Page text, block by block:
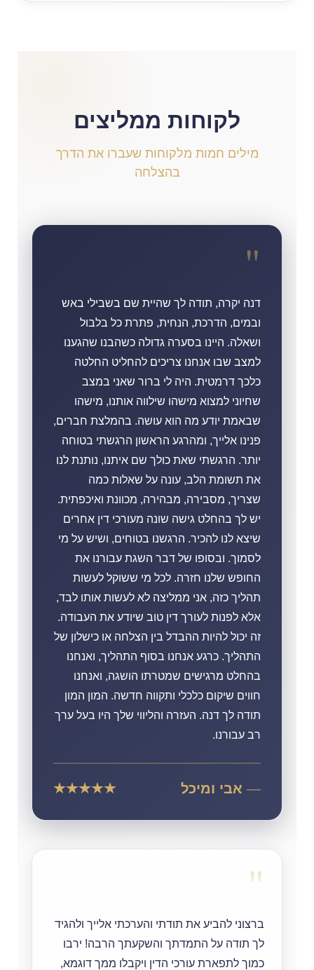
לקוחות ממליצים
מילים חמות מלקוחות שעברו את הדרך
בהצלחה
"
דנה יקרה, תודה לך שהיית שם בשבילי באש
ובמים, הדרכת, הנחית, פתרת כל בלבול
ושאלה. היינו בסערה גדולה כשהבנו שהגענו
למצב שבו אנחנו צריכים להחליט החלטה
כלכך דרמטית. היה לי ברור שאני במצב
שחיוני למצוא מישהו שילווה אותנו, מישהו
שבאמת יודע מה הוא עושה. בהמלצת חברים,
פנינו אלייך, ומהרגע הראשון הרגשתי בטוחה
יותר. הרגשתי שאת כולך שם איתנו, נותנת לנו
את תשומת הלב, עונה על שאלות כמה
שצריך, מסבירה, מבהירה, מכוונת ואיכפתית.
יש לך בהחלט גישה שונה מעורכי דין אחרים
שיצא לנו להכיר. הרגשנו בטוחים, ושיש על מי
לסמוך. ובסופו של דבר השגת עבורנו את
החופש שלנו חזרה. לכל מי ששוקל לעשות
תהליך כזה, אני ממליצה לא לעשות אותו לבד,
אלא לפנות לעורך דין טוב שיודע את העבודה.
זה יכול להיות ההבדל בין הצלחה או כישלון של
התהליך. כרגע אנחנו בסוף התהליך, ואנחנו
בהחלט מרגישים שמטרתו הושגה, ואנחנו
חווים שיקום כלכלי ותקווה חדשה. המון המון
תודה לך דנה. העזרה והליווי שלך היו בעל ערך
רב עבורנו.
אבי ומיכל
"
ברצוני להביע את תודתי והערכתי אלייך ולהגיד
לך תודה על התמדתך והשקעתך הרבה! ירבו
כמוך לתפארת עורכי הדין ויקבלו ממך דוגמא,